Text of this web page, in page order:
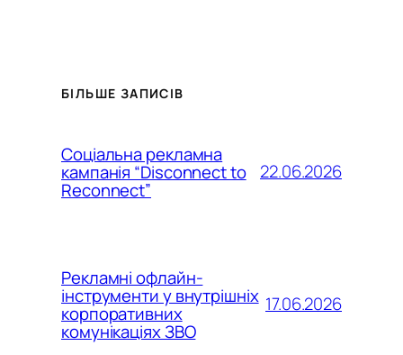
БІЛЬШЕ ЗАПИСІВ
Соціальна рекламна
кампанія “Disconnect to
Reconnect”
22.06.2026
Рекламні офлайн-
інструменти у внутрішніх
корпоративних
комунікаціях ЗВО
17.06.2026